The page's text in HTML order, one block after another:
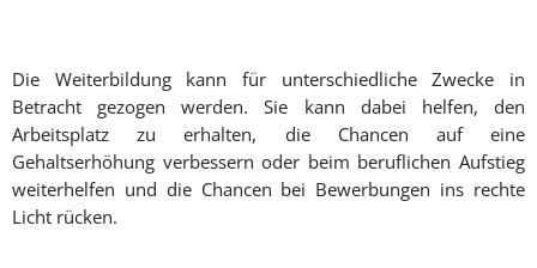
Die Weiterbildung kann für unterschiedliche Zwecke in
Betracht gezogen werden. Sie kann dabei helfen, den
Arbeitsplatz zu erhalten, die Chancen auf eine
Gehaltserhöhung verbessern oder beim beruflichen Aufstieg
weiterhelfen und die Chancen bei Bewerbungen ins rechte
Licht rücken.